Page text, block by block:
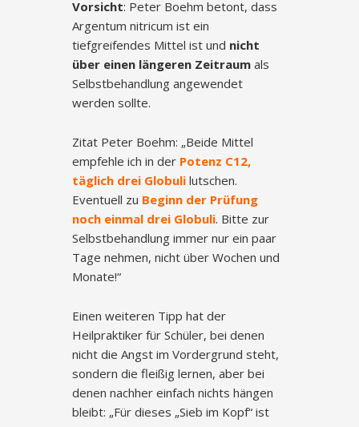
Vorsicht: Peter Boehm betont, dass
Argentum nitricum ist ein
tiefgreifendes Mittel ist und nicht
über einen längeren Zeitraumals
Selbstbehandlung angewendet
werden sollte.
Zitat Peter Boehm: „Beide Mittel
empfehle ich in derPotenz C12,
täglich drei Globuli lutschen.
Eventuell zu Beginn der Prüfung
noch einmal drei Globuli. Bitte zur
Selbstbehandlung immer nur ein paar
Tage nehmen, nicht über Wochen und
Monate!“
Einen weiteren Tipp hat der
Heilpraktiker für Schüler, bei denen
nicht die Angst im Vordergrund steht,
sondern die fleißig lernen, aber bei
denen nachher einfach nichts hängen
bleibt: „Für dieses „Sieb im Kopf“ ist